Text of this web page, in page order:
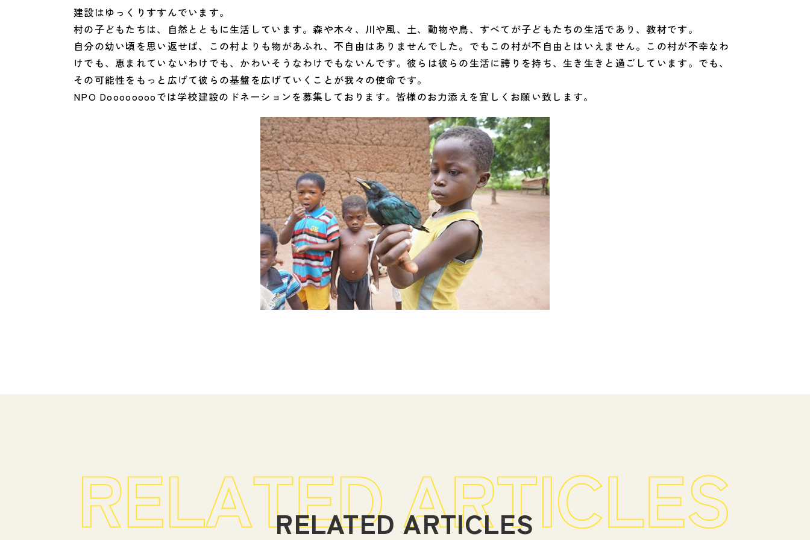
建設はゆっくりすすんでいます。
村の子どもたちは、自然とともに生活しています。森や木々、川や風、土、動物や鳥、すべてが子どもたちの生活であり、教材です。
自分の幼い頃を思い返せば、この村よりも物があふれ、不自由はありませんでした。でもこの村が不自由とはいえません。この村が不幸なわ
けでも、恵まれていないわけでも、かわいそうなわけでもないんです。彼らは彼らの生活に誇りを持ち、生き生きと過ごしています。でも、
その可能性をもっと広げて彼らの基盤を広げていくことが我々の使命です。
NPO Dooooooooでは学校建設のドネーションを募集しております。皆様のお力添えを宜しくお願い致します。